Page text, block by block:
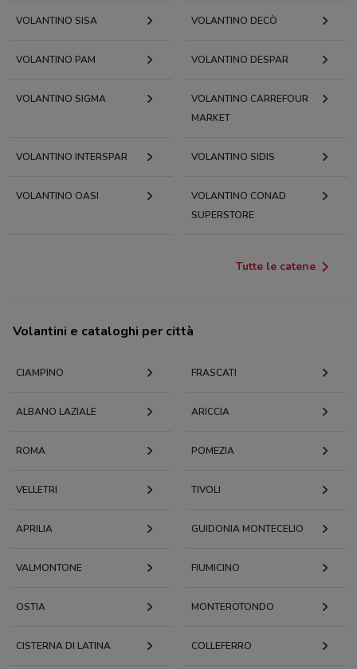
VOLANTINO SISA VOLANTINO DECÒ
VOLANTINO PAM VOLANTINO DESPAR
VOLANTINO SIGMA
VOLANTINO CARREFOUR
MARKET
VOLANTINO INTERSPAR VOLANTINO SIDIS
VOLANTINO OASI
VOLANTINO CONAD
SUPERSTORE
Tutte le catene
Volantini e cataloghi per città
CIAMPINO FRASCATI
ALBANO LAZIALE ARICCIA
ROMA POMEZIA
VELLETRI TIVOLI
APRILIA GUIDONIA MONTECELIO
VALMONTONE FIUMICINO
OSTIA MONTEROTONDO
CISTERNA DI LATINA COLLEFERRO